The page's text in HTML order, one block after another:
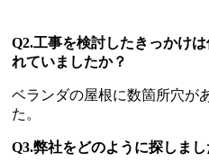
Q2.工事を検討したきっかけ
れていましたか？
ベランダの屋根に数箇所穴が
た。
Q3.弊社をどのように探しまし